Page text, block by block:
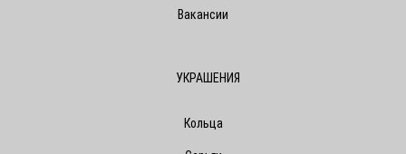
Вакансии
УКРАШЕНИЯ
Кольца